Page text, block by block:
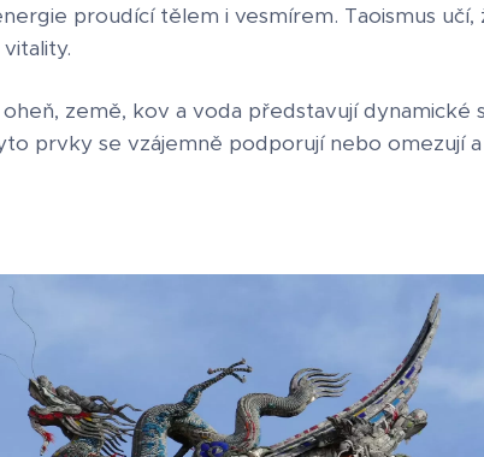
proudící tělem i vesmírem. Taoismus
oheň, země, kov a voda představují dynamické
prvky se vzájemně podporují nebo omezují